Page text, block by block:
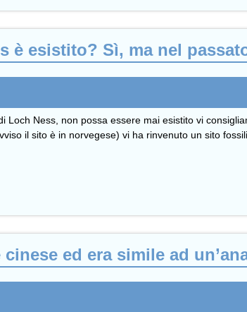
è esistito? Sì, ma nel
Loch Ness, non possa essere mai esistito vi
il sito è in norvegese) vi ha rinvenuto un sito
ed era simile ad